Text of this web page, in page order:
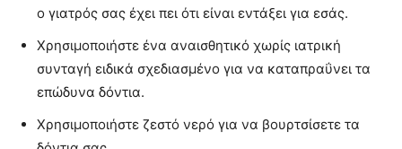
ο γιατρός σας έχει πει ότι είναι εντάξει για εσάς.
Χρησιμοποιήστε ένα αναισθητικό χωρίς ιατρική
συνταγή ειδικά σχεδιασμένο για να καταπραΰνει τα
επώδυνα δόντια.
Χρησιμοποιήστε ζεστό νερό για να βουρτσίσετε τα